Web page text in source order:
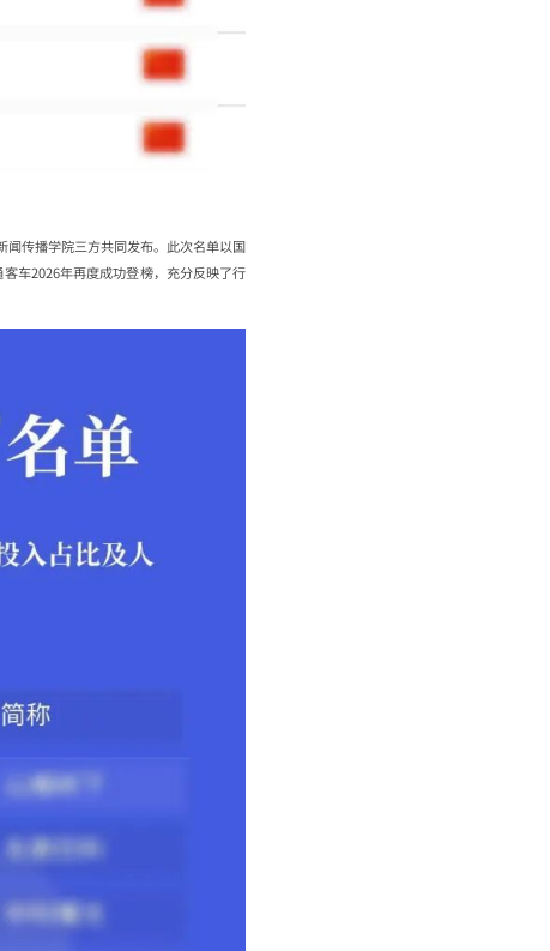
传播学院三方共同发布。此次名单以国
车2026年再度成功登榜，充分反映了行